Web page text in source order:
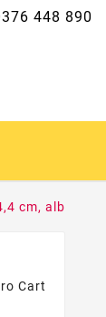
448 890
cm, alb